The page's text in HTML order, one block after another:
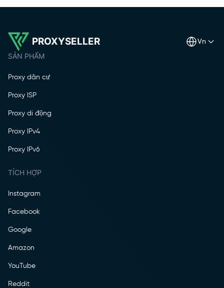
PROXYSELLER vn
SẢN PHẨM
Proxy dân cư
Proxy ISP
Proxy di động
Proxy IPv4
Proxy IPv6
TÍCH HỢP
Instagram
Facebook
Google
Amazon
YouTube
Reddit